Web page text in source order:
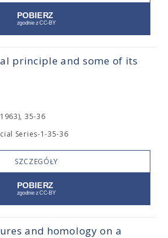
principle and some of its
35-36
Series-1-35-36
SZCZEGÓŁY
and homology on a